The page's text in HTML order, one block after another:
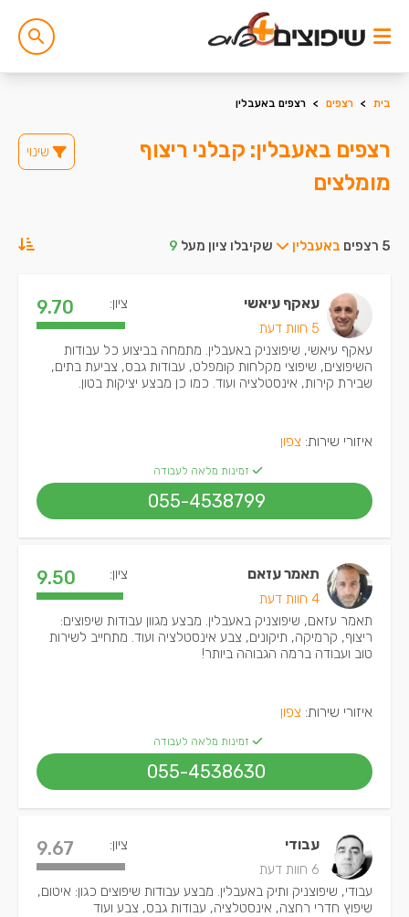
בית > רצפים > רצפים באעבלין
רצפים באעבלין: קבלני ריצוף
מומלצים
שינוי
5 רצפים באעבלין שקיבלו ציון מעל 9
עאקף עיאשי
5 חוות דעת
ציון: 9.70
עאקף עיאשי, שיפוצניק באעבלין. מתמחה בביצוע כל עבודות
השיפוצים, שיפוצי מקלחות קומפלט, עבודות גבס, צביעת בתים,
שבירת קירות, אינסטלציה ועוד. כמו כן מבצע יציקות בטון.
איזורי שירות: צפון
זמינות מלאה לעבודה
055-4538799
תאמר עזאם
4 חוות דעת
ציון: 9.50
תאמר עזאם, שיפוצניק באעבלין. מבצע מגוון עבודות שיפוצים:
ריצוף, קרמיקה, תיקונים, צבע אינסטלציה ועוד. מתחייב לשירות
טוב ועבודה ברמה הגבוהה ביותר!
איזורי שירות: צפון
זמינות מלאה לעבודה
055-4538630
עבודי
6 חוות דעת
ציון: 9.67
עבודי, שיפוצניק ותיק באעבלין. מבצע עבודות שיפוצים כגון: איטום,
שיפוץ חדרי רחצה, אינסטלציה, עבודות גבס, צבע ועוד